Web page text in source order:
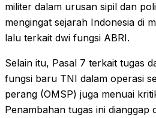
militer dalam urusan sipil dan
mengingat sejarah Indonesia di
lalu terkait dwi fungsi ABRI.
Selain itu, Pasal 7 terkait tugas
fungsi baru TNI dalam operasi
perang (OMSP) juga menuai
Penambahan tugas ini dianggap